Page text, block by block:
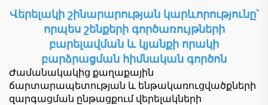
համար ցածր գնով
համար
Վերելակի շինարարության կարևորությունը՝
որպես շենքերի գործառույթների
բարելավման և կյանքի որակի
բարձրացման հիմնական գործոն
Ժամանակակից քաղաքային
ճարտարապետության և ենթակառուցվածքների
զարգացման ընթացքում վերելակների